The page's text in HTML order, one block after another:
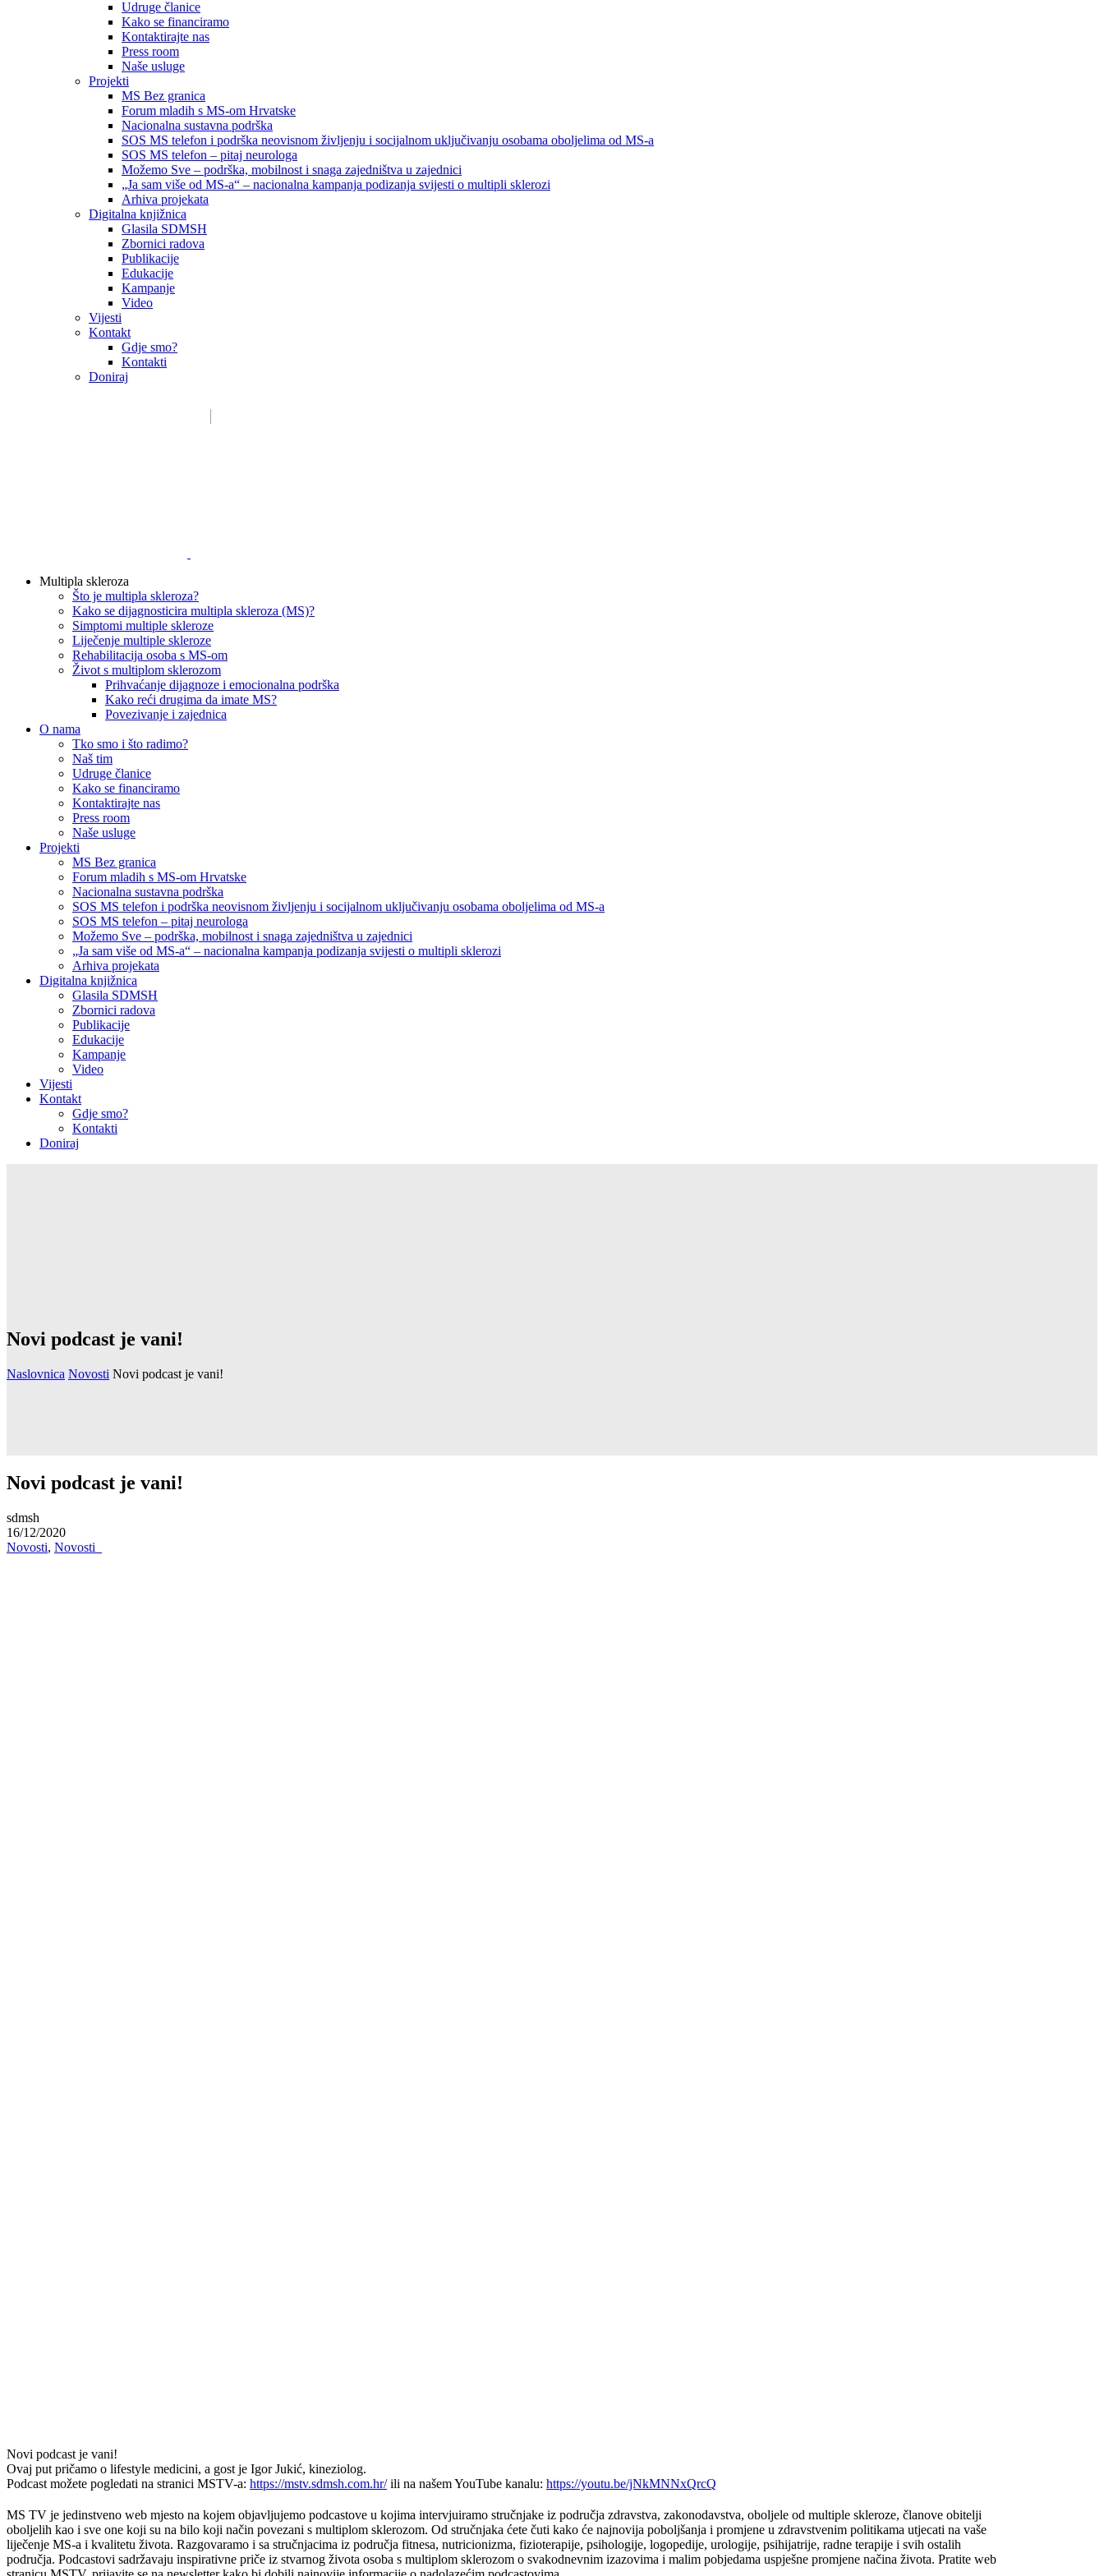
Udruge članice
Kako se financiramo
Kontaktirajte nas
Press room
Naše usluge
Projekti
MS Bez granica
Forum mladih s MS-om Hrvatske
Nacionalna sustavna podrška
SOS MS telefon i podrška neovisnom življenju i socijalnom uključivanju osobama oboljelima od MS-a
SOS MS telefon – pitaj neurologa
Možemo Sve – podrška, mobilnost i snaga zajedništva u zajednici
„Ja sam više od MS-a“ – nacionalna kampanja podizanja svijesti o multipli sklerozi
Arhiva projekata
Digitalna knjižnica
Glasila SDMSH
Zbornici radova
Publikacije
Edukacije
Kampanje
Video
Vijesti
Kontakt
Gdje smo?
Kontakti
Doniraj
Multipla skleroza
Što je multipla skleroza?
Kako se dijagnosticira multipla skleroza (MS)?
Simptomi multiple skleroze
Liječenje multiple skleroze
Rehabilitacija osoba s MS-om
Život s multiplom sklerozom
Prihvaćanje dijagnoze i emocionalna podrška
Kako reći drugima da imate MS?
Povezivanje i zajednica
O nama
Tko smo i što radimo?
Naš tim
Udruge članice
Kako se financiramo
Kontaktirajte nas
Press room
Naše usluge
Projekti
MS Bez granica
Forum mladih s MS-om Hrvatske
Nacionalna sustavna podrška
SOS MS telefon i podrška neovisnom življenju i socijalnom uključivanju osobama oboljelima od MS-a
SOS MS telefon – pitaj neurologa
Možemo Sve – podrška, mobilnost i snaga zajedništva u zajednici
„Ja sam više od MS-a“ – nacionalna kampanja podizanja svijesti o multipli sklerozi
Arhiva projekata
Digitalna knjižnica
Glasila SDMSH
Zbornici radova
Publikacije
Edukacije
Kampanje
Video
Vijesti
Kontakt
Gdje smo?
Kontakti
Doniraj
Novi podcast je vani!
Naslovnica Novosti Novi podcast je vani!
Novi podcast je vani!
sdmsh
16/12/2020
Novosti, Novosti_
Novi podcast je vani!
Ovaj put pričamo o lifestyle medicini, a gost je Igor Jukić, kineziolog.
Podcast možete pogledati na stranici MSTV-a: https://mstv.sdmsh.com.hr/ili na našem YouTube kanalu: https://youtu.be/jNkMNNxQrcQ
MS TV je jedinstveno web mjesto na kojem objavljujemo podcastove u kojima intervjuiramo stručnjake iz područja zdravstva, zakonodavstva, oboljele od multiple skleroze, članove obitelji
oboljelih kao i sve one koji su na bilo koji način povezani s multiplom sklerozom. Od stručnjaka ćete čuti kako će najnovija poboljšanja i promjene u zdravstvenim politikama utjecati na vaše
liječenje MS-a i kvalitetu života. Razgovaramo i sa stručnjacima iz područja fitnesa, nutricionizma, fizioterapije, psihologije, logopedije, urologije, psihijatrije, radne terapije i svih ostalih
područja. Podcastovi sadržavaju inspirativne priče iz stvarnog života osoba s multiplom sklerozom o svakodnevnim izazovima i malim pobjedama uspješne promjene načina života. Pratite web